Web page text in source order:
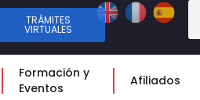
TRÁMITES
VIRTUALES
Formación y
Eventos
Afiliados